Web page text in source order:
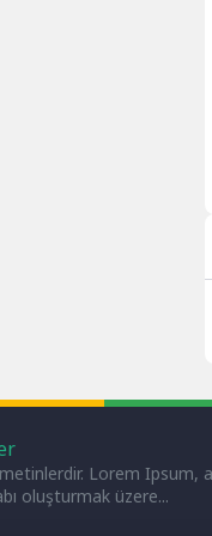
Lorem Ipsum,
oluşturmak üzere...